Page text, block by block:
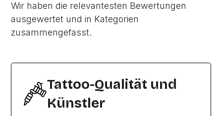
Wir haben die relevantesten Bewertungen
ausgewertet und in Kategorien
zusammengefasst.
Tattoo-Qualität und
Künstler